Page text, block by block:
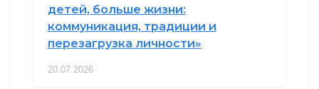
детей, больше жизни:
коммуникация, традиции и
перезагрузка личности»
20.07.2026